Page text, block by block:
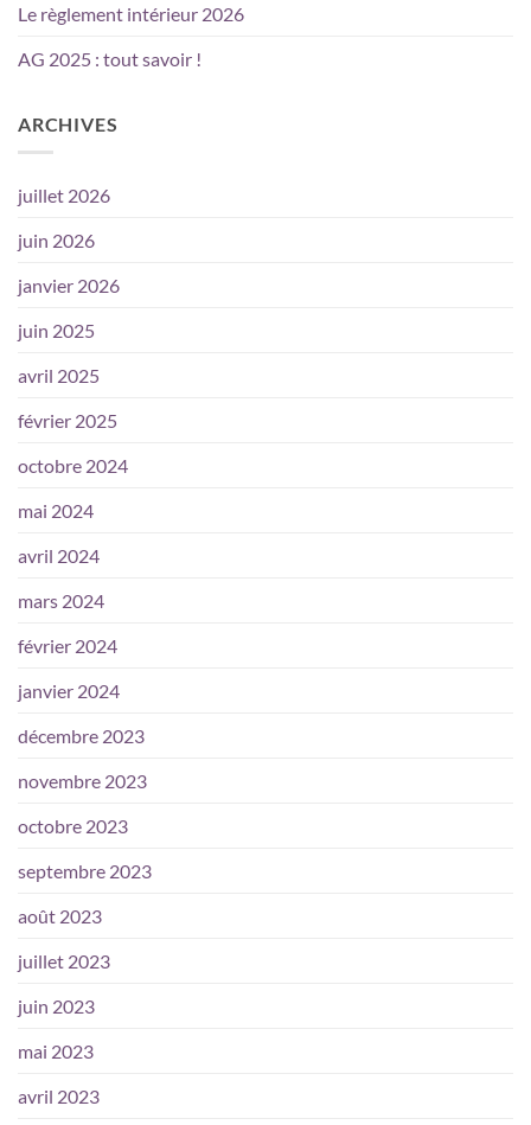
Le règlement intérieur 2026
AG 2025 : tout savoir !
ARCHIVES
juillet 2026
juin 2026
janvier 2026
juin 2025
avril 2025
février 2025
octobre 2024
mai 2024
avril 2024
mars 2024
février 2024
janvier 2024
décembre 2023
novembre 2023
octobre 2023
septembre 2023
août 2023
juillet 2023
juin 2023
mai 2023
avril 2023